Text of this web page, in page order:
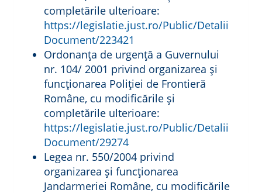
completările ulterioare:
https://legislatie.just.ro/Public/Detalii
Document/223421
Ordonanța de urgență a Guvernului
nr. 104/ 2001 privind organizarea şi
funcționarea Poliției de Frontieră
Române, cu modificările și
completările ulterioare:
https://legislatie.just.ro/Public/Detalii
Document/29274
Legea nr. 550/2004 privind
organizarea şi funcționarea
Jandarmeriei Române, cu modificările